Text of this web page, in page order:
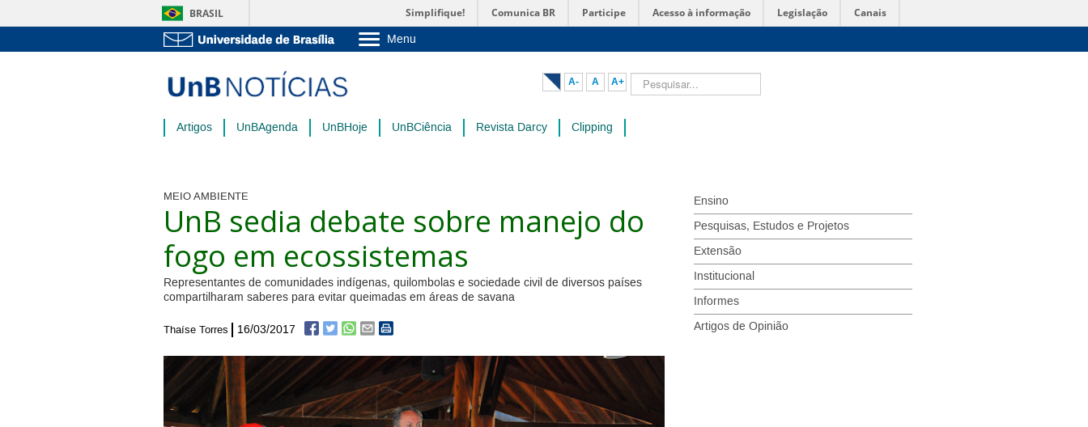
BRASIL Simplifique! Comunica BR Participe Acesso à informação Legislação Canais
Menu
Pós-Graduação
Administração
A- A A+ Pesquisar...
Artigos UnBAgenda UnBHoje UnBCiência Revista Darcy Clipping
MEIO AMBIENTE
UnB sedia debate sobre manejo do
fogo em ecossistemas
Representantes de comunidades indígenas, quilombolas e sociedade civil de diversos países
compartilharam saberes para evitar queimadas em áreas de savana
Thaíse Torres 16/03/2017
Ensino
Pesquisas, Estudos e Projetos
Extensão
Institucional
Informes
Artigos de Opinião